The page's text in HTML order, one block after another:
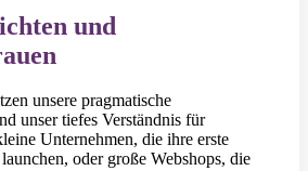
und
unsere pragmatische
unser tiefes Verständnis für
Unternehmen, die ihre erste
oder große Webshops, die